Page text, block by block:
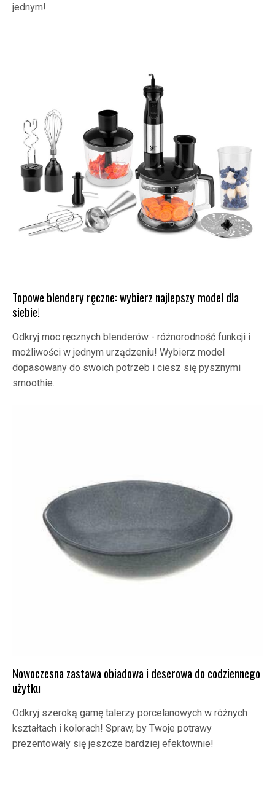
jednym!
Topowe blendery ręczne: wybierz najlepszy model dla
siebie!
Odkryj moc ręcznych blenderów - różnorodność funkcji i
możliwości w jednym urządzeniu! Wybierz model
dopasowany do swoich potrzeb i ciesz się pysznymi
smoothie.
Nowoczesna zastawa obiadowa i deserowa do codziennego
użytku
Odkryj szeroką gamę talerzy porcelanowych w różnych
kształtach i kolorach! Spraw, by Twoje potrawy
prezentowały się jeszcze bardziej efektownie!